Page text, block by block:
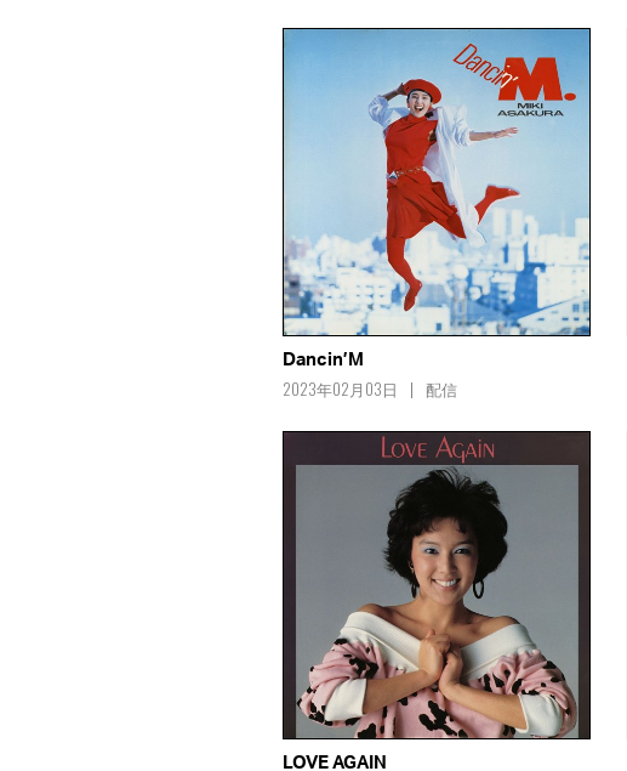
Dancin’M
2023年02月03日 配信
LOVE AGAIN